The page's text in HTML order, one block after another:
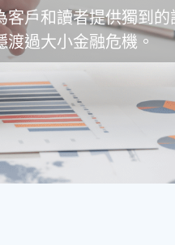
客戶和讀者提供獨到的
渡過大小金融危機。